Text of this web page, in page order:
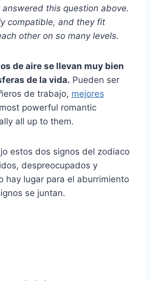
this question above.
compatible, and they fit
other on so many levels.
de aire se llevan muy bien
de la vida. Pueden ser
de trabajo, mejores
powerful romantic
all up to them.
estos dos signos del zodiaco
despreocupados y
hay lugar para el aburrimiento
se juntan.